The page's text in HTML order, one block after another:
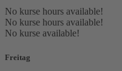
No kurse hours available!
No kurse hours available!
No kurse available!
Freitag